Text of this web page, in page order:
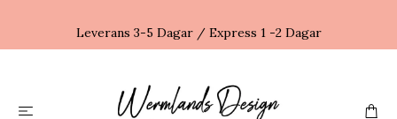
Leverans 3-5 Dagar / Express 1 -2 Dagar